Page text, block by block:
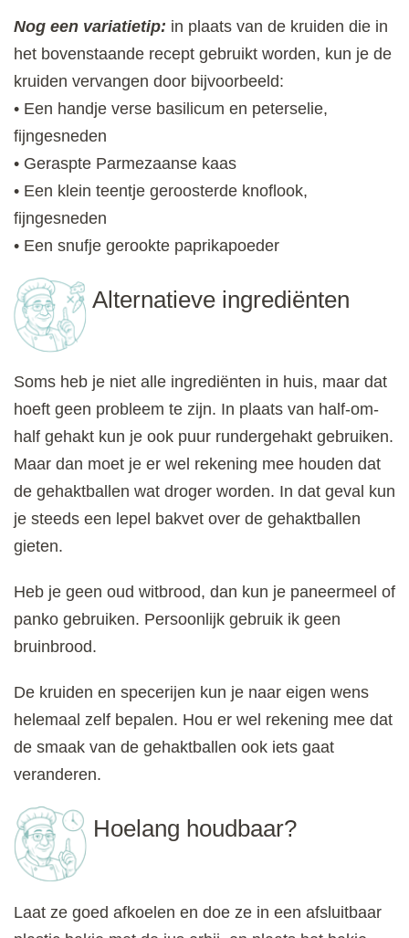
Nog een variatietip: in plaats van de kruiden die in
het bovenstaande recept gebruikt worden, kun je de
kruiden vervangen door bijvoorbeeld:
• Een handje verse basilicum en peterselie,
fijngesneden
• Geraspte Parmezaanse kaas
• Een klein teentje geroosterde knoflook,
fijngesneden
• Een snufje gerookte paprikapoeder
Alternatieve ingrediënten
Soms heb je niet alle ingrediënten in huis, maar dat
hoeft geen probleem te zijn. In plaats van half-om-
half gehakt kun je ook puur rundergehakt gebruiken.
Maar dan moet je er wel rekening mee houden dat
de gehaktballen wat droger worden. In dat geval kun
je steeds een lepel bakvet over de gehaktballen
gieten.
Heb je geen oud witbrood, dan kun je paneermeel of
panko gebruiken. Persoonlijk gebruik ik geen
bruinbrood.
De kruiden en specerijen kun je naar eigen wens
helemaal zelf bepalen. Hou er wel rekening mee dat
de smaak van de gehaktballen ook iets gaat
veranderen.
Hoelang houdbaar?
Laat ze goed afkoelen en doe ze in een afsluitbaar